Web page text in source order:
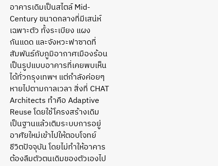
อาคารเดิมเป็นสไตล์ Mid-
Century ขนาดกลางที่มีเสน่ห์
เฉพาะตัว ทั้งระเบียง แผง
กันแดด และจังหวะฟาซาดที่
สัมพันธ์กับภูมิอากาศเมืองร้อน
เป็นรูปแบบอาคารที่เคยพบเห็น
ได้ทั่วกรุงเทพฯ แต่กำลังค่อยๆ
หายไปตามกาลเวลา สิ่งที่ CHAT
Architects ทำคือ Adaptive
Reuse โดยใช้โครงสร้างเดิม
เป็นฐานแล้วเติมระบบการอยู่
อาศัยใหม่เข้าไปให้ตอบโจทย์
ชีวิตปัจจุบัน โดยไม่ทำให้อาคาร
ต้องลืมตัวตนเดิมของตัวเองไป